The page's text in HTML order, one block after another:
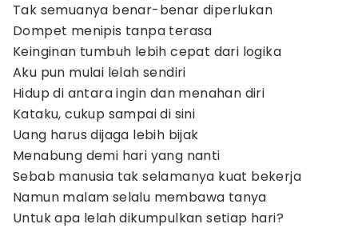
Tak semuanya benar-benar diperlukan
Dompet menipis tanpa terasa
Keinginan tumbuh lebih cepat dari logika
Aku pun mulai lelah sendiri
Hidup di antara ingin dan menahan diri
Kataku, cukup sampai di sini
Uang harus dijaga lebih bijak
Menabung demi hari yang nanti
Sebab manusia tak selamanya kuat bekerja
Namun malam selalu membawa tanya
Untuk apa lelah dikumpulkan setiap hari?